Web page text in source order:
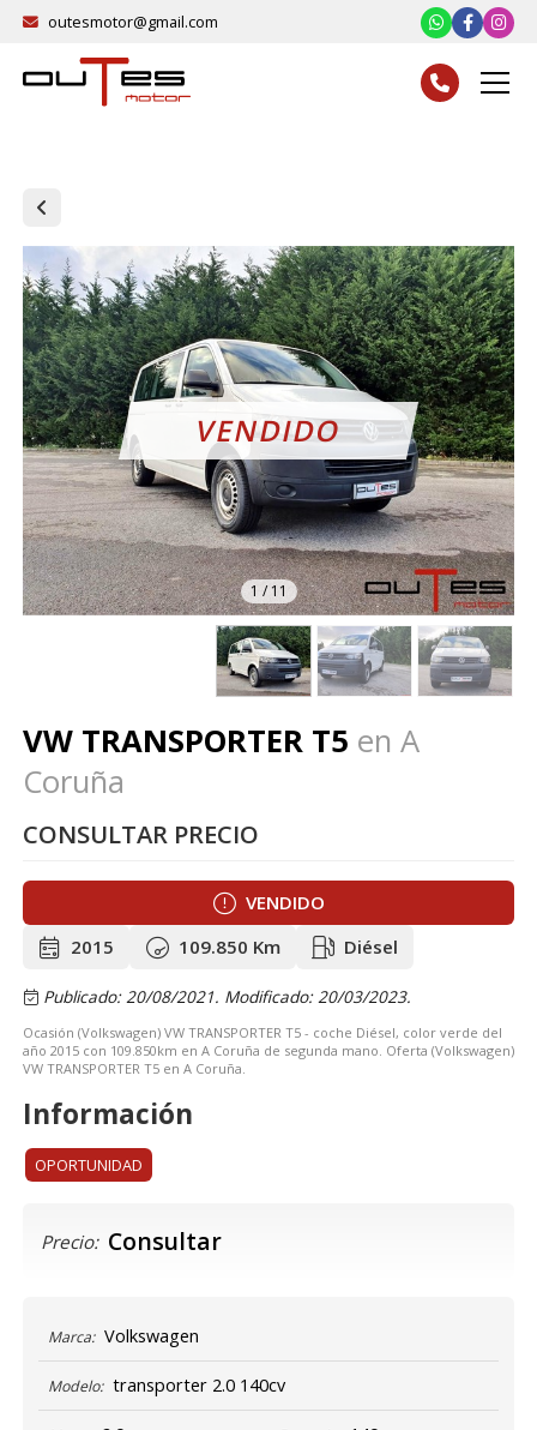
outesmotor@gmail.com
1 /11
VW TRANSPORTER T5 en A
Coruña
CONSULTAR PRECIO
VENDIDO
2015
109.850 Km Diésel
Publicado: 20/08/2021. Modificado: 20/03/2023.
Ocasión (Volkswagen) VW TRANSPORTER T5 - coche Diésel, color verde del
año 2015 con 109.850km en A Coruña de segunda mano. Oferta (Volkswagen)
VW TRANSPORTER T5 en A Coruña.
Información
OPORTUNIDAD
Precio: Consultar
Marca: Volkswagen
Modelo: transporter 2.0 140cv